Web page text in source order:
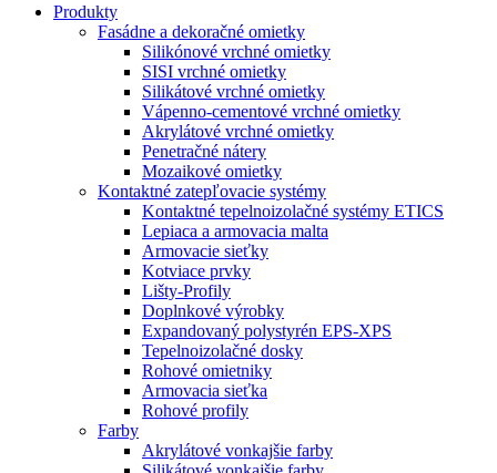
Produkty
Fasádne a dekoračné omietky
Silikónové vrchné omietky
SISI vrchné omietky
Silikátové vrchné omietky
Vápenno-cementové vrchné omietky
Akrylátové vrchné omietky
Penetračné nátery
Mozaikové omietky
Kontaktné zatepľovacie systémy
Kontaktné tepelnoizolačné systémy ETICS
Lepiaca a armovacia malta
Armovacie sieťky
Kotviace prvky
Lišty-Profily
Doplnkové výrobky
Expandovaný polystyrén EPS-XPS
Tepelnoizolačné dosky
Rohové omietniky
Armovacia sieťka
Rohové profily
Farby
Akrylátové vonkajšie farby